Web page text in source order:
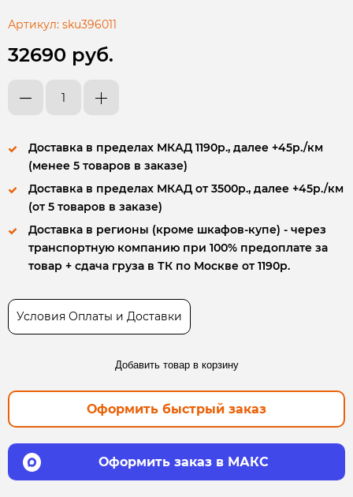
Артикул: sku396011
32690 руб.
Доставка в пределах МКАД 1190р., далее +45р./км
(менее 5 товаров в заказе)
Доставка в пределах МКАД от 3500р., далее +45р./км
(от 5 товаров в заказе)
Доставка в регионы (кроме шкафов-купе) - через
транспортную компанию при 100% предоплате за
товар + сдача груза в ТК по Москве от 1190р.
Условия Оплаты и Доставки
Добавить товар в корзину
Оформить быстрый заказ
Оформить заказ в МАКС